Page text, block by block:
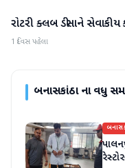
બનાસકાંઠા
રોટરી ક્લબ ડીસાને
1 દિવસ પહેલા
બનાસકાંઠાના વધુ